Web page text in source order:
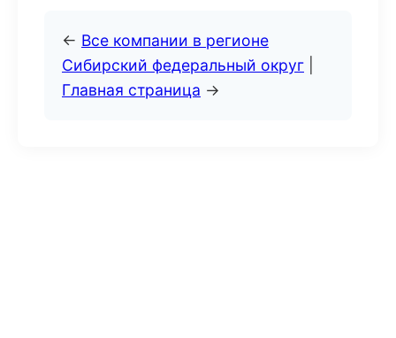
← Все компании в регионе
Сибирский федеральный округ
Главная страница →